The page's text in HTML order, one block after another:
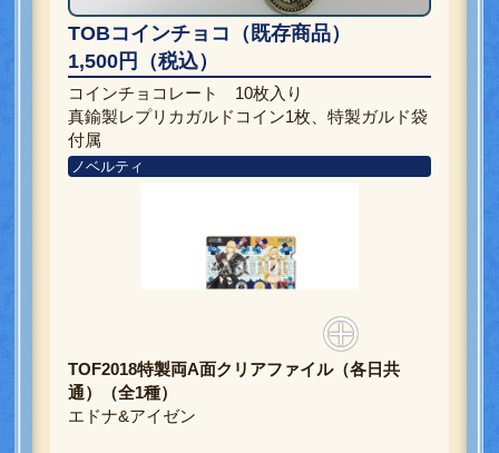
TOBコインチョコ（既存商品）
1,500円（税込）
コインチョコレート 10枚入り
真鍮製レプリカガルドコイン1枚、特製ガルド袋
付属
ノベルティ
TOF2018特製両A面クリアファイル（各日共
通）（全1種）
エドナ&アイゼン